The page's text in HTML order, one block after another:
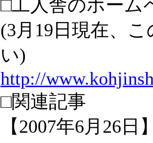
□工人舎のホーム
(3月19日現在、
い)
http://
□関連記事
【2007年6月26